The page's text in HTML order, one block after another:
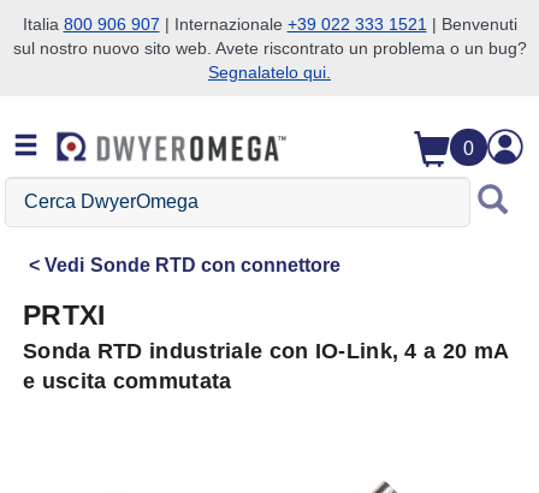
Salta alla ricerca
Salta al contenuto principale
Salta alla navigazione
Italia 800 906 907 | Internazionale +39 022 333 1521 | Benvenuti
sul nostro nuovo sito web. Avete riscontrato un problema o un bug?
Segnalatelo qui.
0
Cerca
DwyerOmega
Vedi Sonde RTD con connettore
PRTXI
Sonda RTD industriale con IO-Link, 4 a 20 mA
e uscita commutata